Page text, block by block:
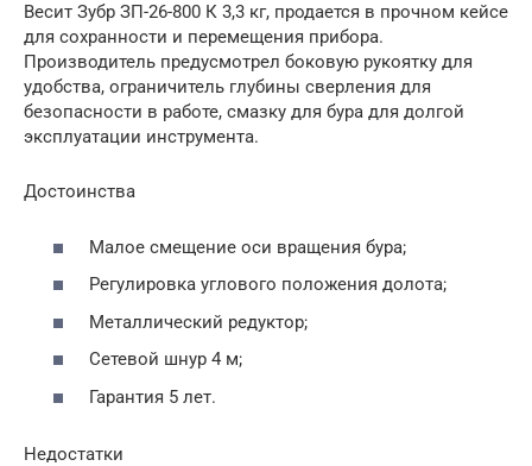
Весит Зубр ЗП-26-800 К 3,3 кг, продается в прочном кейсе
для сохранности и перемещения прибора.
Производитель предусмотрел боковую рукоятку для
удобства, ограничитель глубины сверления для
безопасности в работе, смазку для бура для долгой
эксплуатации инструмента.
Достоинства
Малое смещение оси вращения бура;
Регулировка углового положения долота;
Металлический редуктор;
Сетевой шнур 4 м;
Гарантия 5 лет.
Недостатки